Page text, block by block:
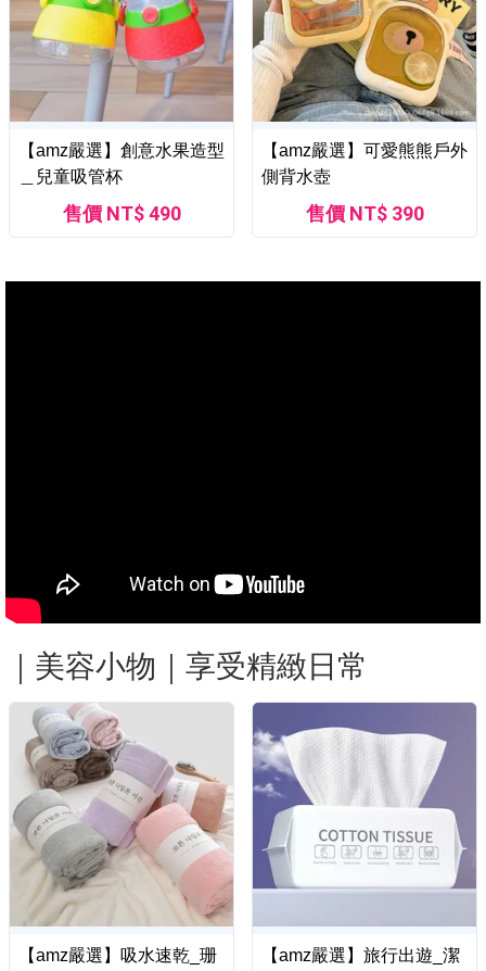
【amz嚴選】創意水果造型
＿兒童吸管杯
售價 NT$ 490
【amz嚴選】可愛熊熊戶外
側背水壺
售價 NT$ 390
｜美容小物｜享受精緻日常
【amz嚴選】吸水速乾_珊
【amz嚴選】旅行出遊_潔